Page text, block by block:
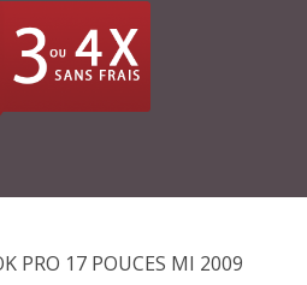
PRO 17 POUCES MI 2009